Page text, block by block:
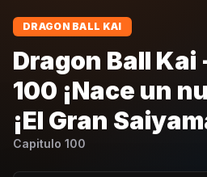
DRAGON BALL KAI
Dragon Ball
100 ¡Nace un
¡El Gran
Capitulo 100